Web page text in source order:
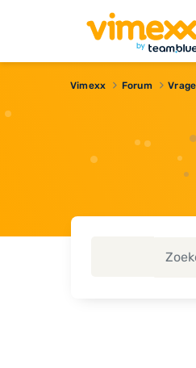
Vimexx Forum